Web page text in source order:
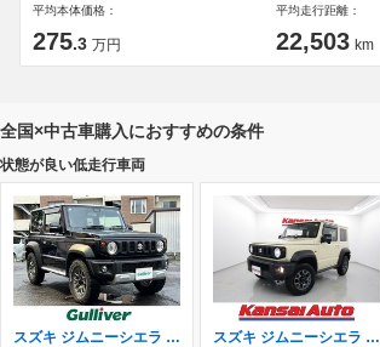
平均本体価格：
275.3 万円
平均走行距離：
22,503 km
全国×中古車購入におすすめの条件
状態が良い低走行車両
スズキ ジムニーシエラ 1.5 JC 4WD 社外7インチメモリナビゲーション/衝突軽減 スズキ ジムニーシエラ 1.5 JC 4WD 1オーナー スズキセーフティ 8インチナビ